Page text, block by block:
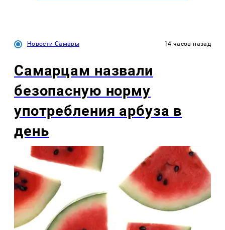
Новости Самары 14 часов назад
Самарцам назвали
безопасную норму
употребления арбуза в
день